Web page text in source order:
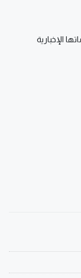
الإخبارية